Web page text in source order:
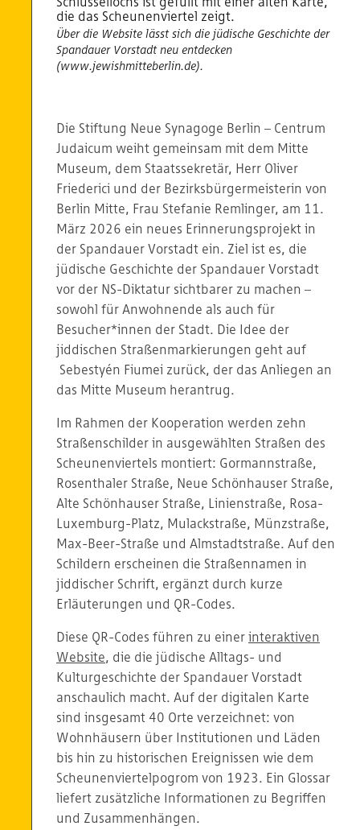
Über die Website lässt sich die jüdische Geschichte der
Spandauer Vorstadt neu entdecken
(www.jewishmitteberlin.de).
Die Stiftung Neue Synagoge Berlin – Centrum
Judaicum weiht gemeinsam mit dem Mitte
Museum, dem Staatssekretär, Herr Oliver
Friederici und der Bezirksbürgermeisterin von
Berlin Mitte, Frau Stefanie Remlinger, am 11.
März 2026 ein neues Erinnerungsprojekt in
der Spandauer Vorstadt ein. Ziel ist es, die
jüdische Geschichte der Spandauer Vorstadt
vor der NS-Diktatur sichtbarer zu machen –
sowohl für Anwohnende als auch für
Besucher*innen der Stadt. Die Idee der
jiddischen Straßenmarkierungen geht auf
Sebestyén Fiumei zurück, der das Anliegen an
das Mitte Museum herantrug.
Im Rahmen der Kooperation werden zehn
Straßenschilder in ausgewählten Straßen des
Scheunenviertels montiert: Gormannstraße,
Rosenthaler Straße, Neue Schönhauser Straße,
Alte Schönhauser Straße, Linienstraße, Rosa-
Luxemburg-Platz, Mulackstraße, Münzstraße,
Max-Beer-Straße und Almstadtstraße. Auf den
Schildern erscheinen die Straßennamen in
jiddischer Schrift, ergänzt durch kurze
Erläuterungen und QR-Codes.
Diese QR-Codes führen zu einer interaktiven
Website, die die jüdische Alltags- und
Kulturgeschichte der Spandauer Vorstadt
anschaulich macht. Auf der digitalen Karte
sind insgesamt 40 Orte verzeichnet: von
Wohnhäusern über Institutionen und Läden
bis hin zu historischen Ereignissen wie dem
Scheunenviertelpogrom von 1923. Ein Glossar
liefert zusätzliche Informationen zu Begriffen
und Zusammenhängen.